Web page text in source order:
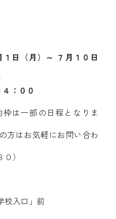
１日（月）～ ７月１０日
：００
は一部の日程となりま
方はお気軽にお問い合わ
）
校入口」前